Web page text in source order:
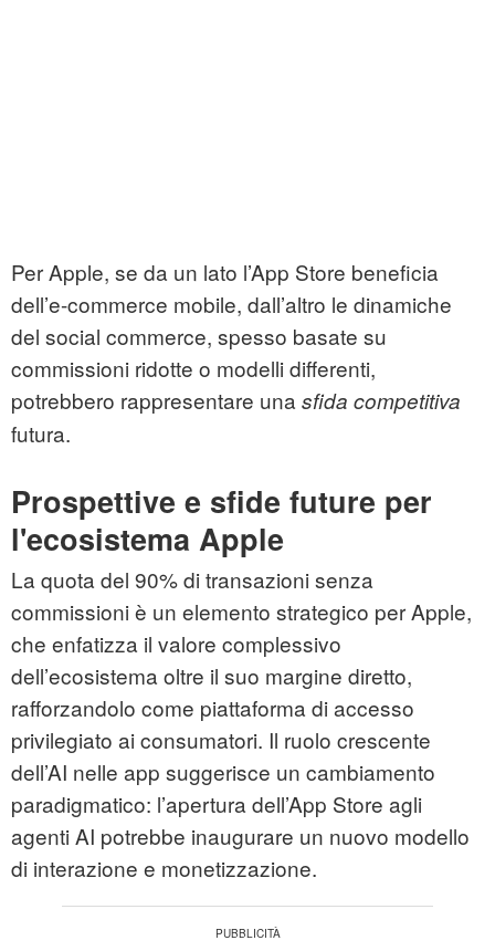
Per Apple, se da un lato l’App Store beneficia
dell’e-commerce mobile, dall’altro le dinamiche
del social commerce, spesso basate su
commissioni ridotte o modelli differenti,
potrebbero rappresentare una sfida competitiva
futura.
Prospettive e sfide future per
l'ecosistema Apple
La quota del 90% di transazioni senza
commissioni è un elemento strategico per Apple,
che enfatizza il valore complessivo
dell’ecosistema oltre il suo margine diretto,
rafforzandolo come piattaforma di accesso
privilegiato ai consumatori. Il ruolo crescente
dell’AI nelle app suggerisce un cambiamento
paradigmatico: l’apertura dell’App Store agli
agenti AI potrebbe inaugurare un nuovo modello
di interazione e monetizzazione.